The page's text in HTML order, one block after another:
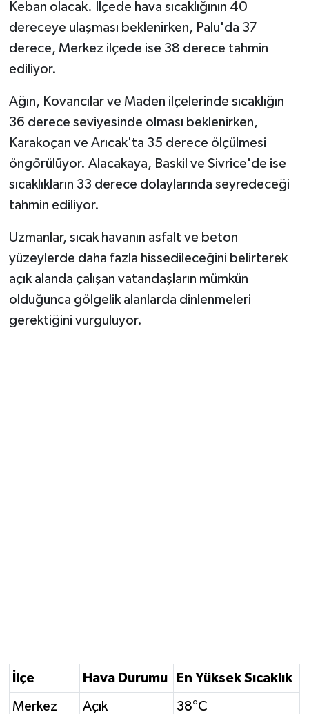
Keban olacak. İlçede hava sıcaklığının 40
dereceye ulaşması beklenirken, Palu'da 37
derece, Merkez ilçede ise 38 derece tahmin
ediliyor.
Ağın, Kovancılar ve Maden ilçelerinde sıcaklığın
36 derece seviyesinde olması beklenirken,
Karakoçan ve Arıcak'ta 35 derece ölçülmesi
öngörülüyor. Alacakaya, Baskil ve Sivrice'de ise
sıcaklıkların 33 derece dolaylarında seyredeceği
tahmin ediliyor.
Uzmanlar, sıcak havanın asfalt ve beton
yüzeylerde daha fazla hissedileceğini belirterek
açık alanda çalışan vatandaşların mümkün
olduğunca gölgelik alanlarda dinlenmeleri
gerektiğini vurguluyor.
İlçe Hava Durumu En Yüksek Sıcaklık
Merkez Açık 38°C